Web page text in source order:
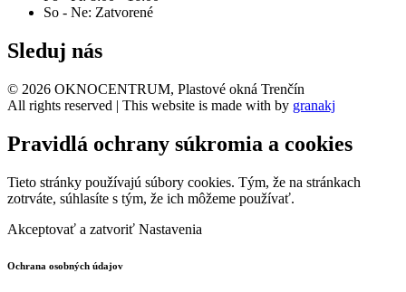
So - Ne: Zatvorené
Sleduj nás
© 2026 OKNOCENTRUM, Plastové okná Trenčín
All rights reserved | This website is made with by granakj
Pravidlá ochrany súkromia a cookies
Tieto stránky používajú súbory cookies. Tým, že na stránkach
zotrváte, súhlasíte s tým, že ich môžeme používať.
Akceptovať a zatvoriť Nastavenia
Ochrana osobných údajov